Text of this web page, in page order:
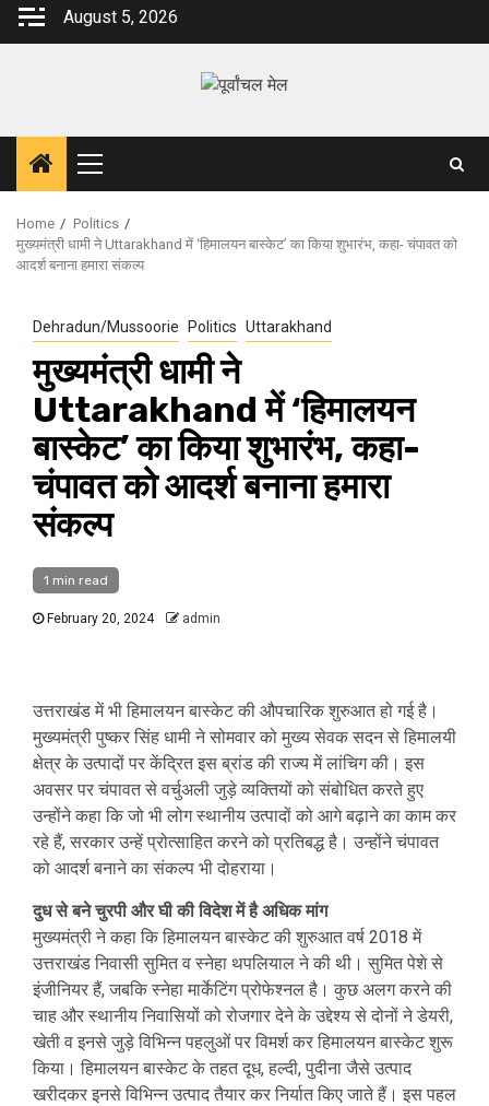
Skip
August 5, 2026
Primary
Menu
Home
Politics
मुख्यमंत्री धामी ने Uttarakhand में ‘हिमालयन बास्केट’ का किया शुभारंभ, कहा- चंपावत को
आदर्श बनाना हमारा संकल्प
Dehradun/Mussoorie Politics Uttarakhand
मुख्यमंत्री धामी ने
Uttarakhand में ‘हिमालयन
बास्केट’ का किया शुभारंभ, कहा-
चंपावत को आदर्श बनाना हमारा
संकल्प
1 min read
February 20, 2024 admin
उत्तराखंड में भी हिमालयन बास्केट की औपचारिक शुरुआत हो गई है।
मुख्यमंत्री पुष्कर सिंह धामी ने सोमवार को मुख्य सेवक सदन से हिमालयी
क्षेत्र के उत्पादों पर केंद्रित इस ब्रांड की राज्य में लांचिग की। इस
अवसर पर चंपावत से वर्चुअली जुड़े व्यक्तियों को संबोधित करते हुए
उन्होंने कहा कि जो भी लोग स्थानीय उत्पादों को आगे बढ़ाने का काम कर
रहे हैं, सरकार उन्हें प्रोत्साहित करने को प्रतिबद्ध है। उन्होंने चंपावत
को आदर्श बनाने का संकल्प भी दोहराया।
दुध से बने चुरपी और घी की विदेश में है अधिक मांग
मुख्यमंत्री ने कहा कि हिमालयन बास्केट की शुरुआत वर्ष 2018 में
उत्तराखंड निवासी सुमित व स्नेहा थपलियाल ने की थी। सुमित पेशे से
इंजीनियर हैं, जबकि स्नेहा मार्केटिंग प्रोफेश्नल है। कुछ अलग करने की
चाह और स्थानीय निवासियों को रोजगार देने के उद्देश्य से दोनों ने डेयरी,
खेती व इनसे जुड़े विभिन्न पहलुओं पर विमर्श कर हिमालयन बास्केट शुरू
किया। हिमालयन बास्केट के तहत दूध, हल्दी, पुदीना जैसे उत्पाद
खरीदकर इनसे विभिन्न उत्पाद तैयार कर निर्यात किए जाते हैं। इस पहल